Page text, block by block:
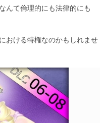
んて倫理的にも法律的にも
おける特権なのかもしれませ